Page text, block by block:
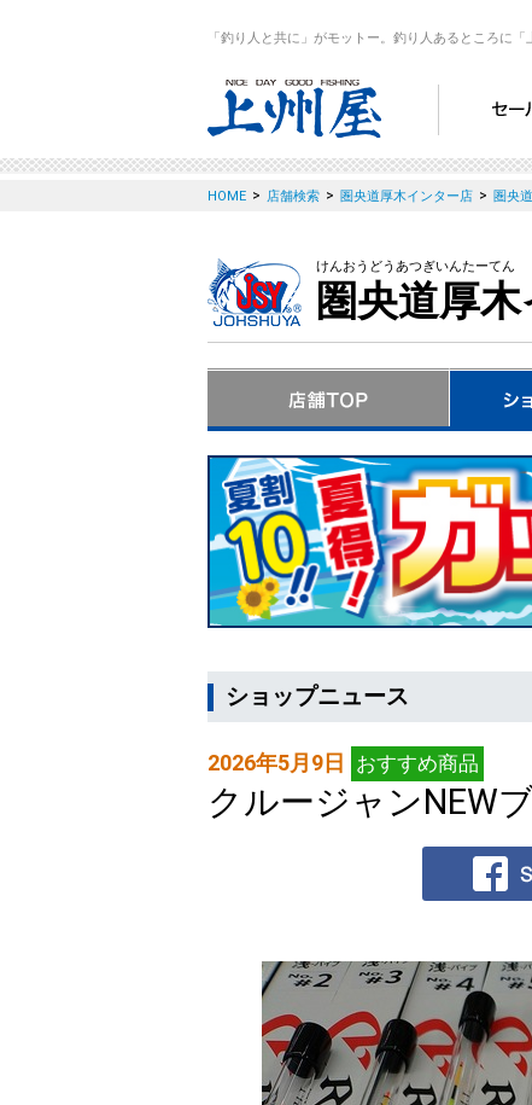
「釣り人と共に」がモットー。釣り人あるところに「
HOME > 店舗検索 > 圏央道厚木インター店 > 圏央
けんおうどうあつぎいんたーてん
圏央道厚
ショップニュース
2026年5月9日 おすすめ商品
クルージャンNEW